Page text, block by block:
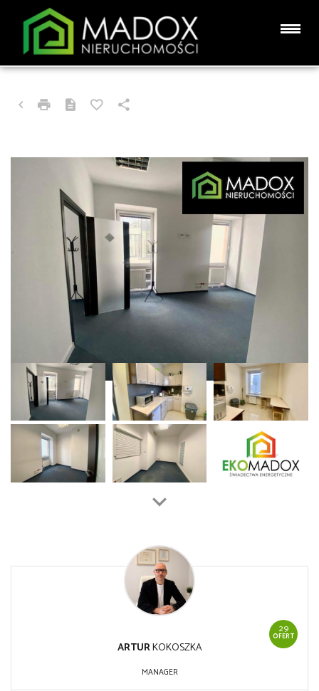
CZĘSTOCHOWA, CENTRUM
LOKAL NA WYNAJEM
29
OFERT
ARTURKOKOSZKA
MANAGER